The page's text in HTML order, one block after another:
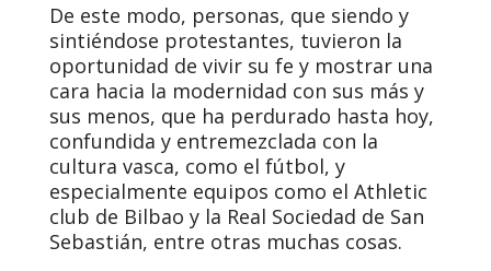
De este modo, personas, que siendo y
sintiéndose protestantes, tuvieron la
oportunidad de vivir su fe y mostrar una
cara hacia la modernidad con sus más y
sus menos, que ha perdurado hasta hoy,
confundida y entremezclada con la
cultura vasca, como el fútbol, y
especialmente equipos como el Athletic
club de Bilbao y la Real Sociedad de San
Sebastián, entre otras muchas cosas.